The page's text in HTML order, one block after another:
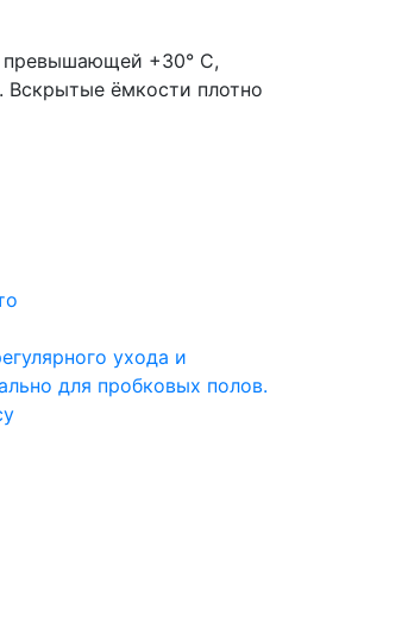
превышающей +30° C,
Вскрытые ёмкости плотно
ухода и
для пробковых полов.